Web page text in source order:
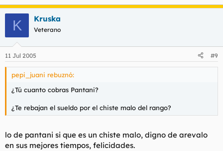
K Kruska
Veterano
11 Jul 2005 #9
pepi_juani rebuznó:
¿Tú cuanto cobras Pantani?
¿Te rebajan el sueldo por el chiste malo del rango?
lo de pantani si que es un chiste malo, digno de arevalo
en sus mejores tiempos, felicidades.